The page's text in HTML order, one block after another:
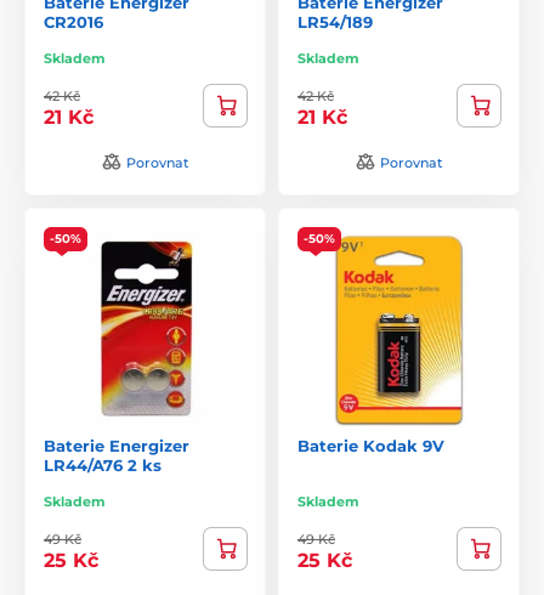
CR2016
Skladem
42 Kč
21 Kč
Porovnat
LR54/189
Skladem
42 Kč
21 Kč
Porovnat
-50%
Baterie Energizer
LR44/A76 2 ks
Skladem
49 Kč
25 Kč
-50%
Baterie Kodak 9V
Skladem
49 Kč
25 Kč